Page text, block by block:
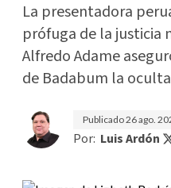
La presentadora
prófuga de la justicia
Alfredo Adame
de Badabum la
Publicado26 ago.
Por: Luis Ardón